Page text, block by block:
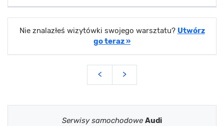
Nie znalazłeś wizytówki swojego warsztatu? Utwórz
go teraz »
< >
Serwisy samochodowe Audi